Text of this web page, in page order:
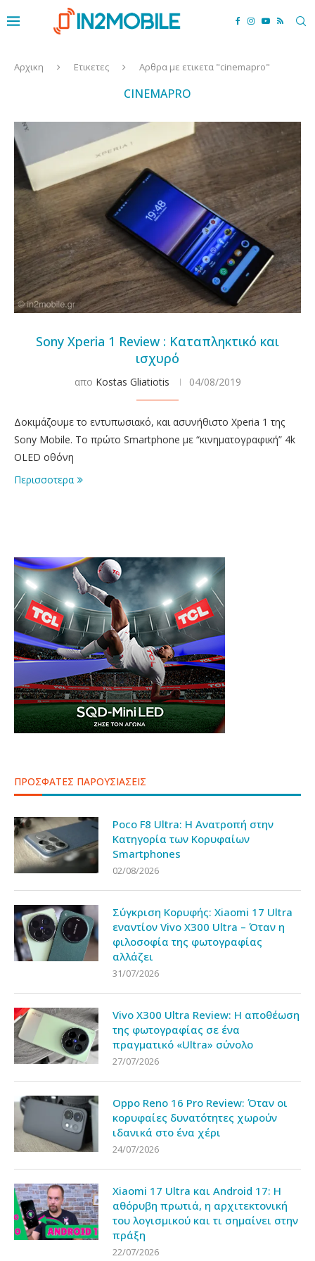
Αρχικη Ετικετες Αρθρα με ετικετα "cinemapro"
CINEMAPRO
Sony Xperia 1 Review : Καταπληκτικό και
ισχυρό
απο Kostas Gliatiotis 04/08/2019
Δοκιμάζουμε το εντυπωσιακό, και ασυνήθιστο Xperia 1 της
Sony Mobile. Το πρώτο Smartphone με “κινηματογραφική” 4k
OLED οθόνη
Περισσοτερα
ΠΡΟΣΦΑΤΕΣ ΠΑΡΟΥΣΙΑΣΕΙΣ
Poco F8 Ultra: Η Ανατροπή στην
Κατηγορία των Κορυφαίων
Smartphones
02/08/2026
Σύγκριση Κορυφής: Xiaomi 17 Ultra
εναντίον Vivo X300 Ultra – Όταν η
φιλοσοφία της φωτογραφίας
αλλάζει
31/07/2026
Vivo X300 Ultra Review: Η αποθέωση
της φωτογραφίας σε ένα
πραγματικό «Ultra» σύνολο
27/07/2026
Oppo Reno 16 Pro Review: Όταν οι
κορυφαίες δυνατότητες χωρούν
ιδανικά στο ένα χέρι
24/07/2026
Xiaomi 17 Ultra και Android 17: Η
αθόρυβη πρωτιά, η αρχιτεκτονική
του λογισμικού και τι σημαίνει στην
πράξη
22/07/2026